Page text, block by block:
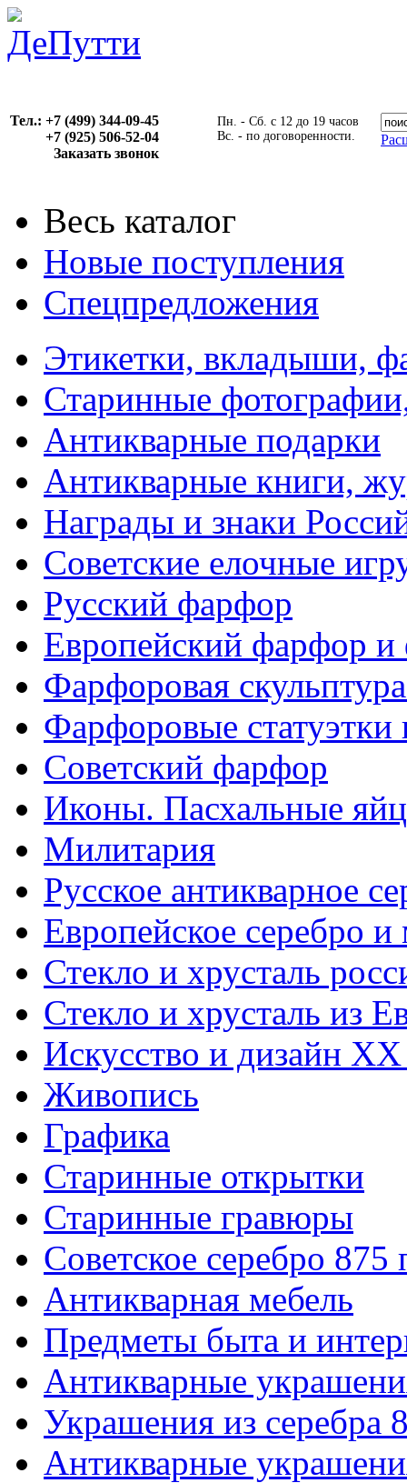
Тел.: +7 (499) 344-09-45
(925) 506-52-04
Заказать звонок
Пн. - Сб. с 12 до 19 часов
Вс. - по договоренности.
Весь каталог
Новые поступления
Спецпредложения
Этикетки, вкладыши,
Старинные
Антикварные подарки
Антикварные книги,
Награды и знаки
Советские елочные
Русский фарфор
Европейский фарфор и
Фарфоровая
Фарфоровые
Советский фарфор
Иконы. Пасхальные
Милитария
Русское антикварное
Европейское серебро
Стекло и хрусталь
Стекло и хрусталь из
Искусство и дизайн XX
Живопись
Графика
Старинные открытки
Старинные гравюры
Советское серебро
Антикварная мебель
Предметы быта и
Антикварные
Украшения из серебра
Антикварные